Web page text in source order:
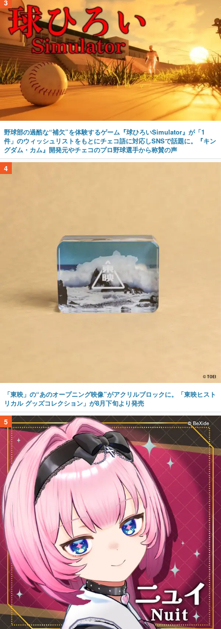
3
野球部の過酷な“補欠”を体験するゲーム『球ひろいSimulator』が「1
件」のウィッシュリストをもとにチェコ語に対応しSNSで話題に。『キン
グダム・カム』開発元やチェコのプロ野球選手から称賛の声
4
「東映」の“あのオープニング映像”がアクリルブロックに。「東映ヒスト
リカル グッズコレクション」が8月下旬より発売
5